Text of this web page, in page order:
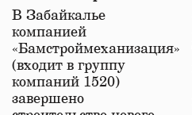
строительстве нового моста
в Забайкалье
В Забайкалье
компанией
«Бамстроймеханизация»
(входит в группу
компаний 1520)
завершено